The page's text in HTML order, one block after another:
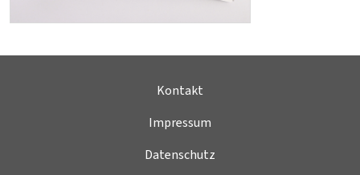
Kontakt
Impressum
Datenschutz